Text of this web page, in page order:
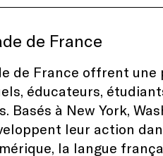
de France
de France offrent une
éducateurs,
à New York,
leur action
la langue